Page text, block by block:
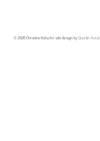
© 2026 Christine Kotschi | site design byQuentin Aurat